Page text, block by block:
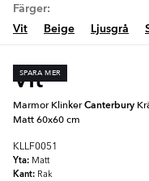
Färger:
Vit
Beige Ljusgrå
Vit
SPARA MER
Marmor KlinkerCanterbury
Matt 60x60 cm
KLLF0051
Yta: Matt
Kant: Rak